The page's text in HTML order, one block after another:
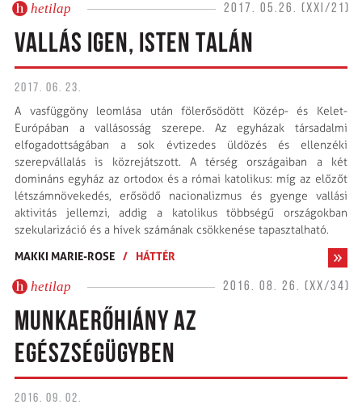
hetilap 2017. 05.26. (XXI/21)
VALLÁS IGEN, ISTEN TALÁN
2017. 06. 23.
A vasfüggöny leomlása után fölerősödött Közép- és Kelet-
Európában a vallásosság szerepe. Az egyházak társadalmi
elfogadottságában a sok évtizedes üldözés és ellenzéki
szerepvállalás is közrejátszott. A térség országaiban a két
domináns egyház az ortodox és a római katolikus: míg az előzőt
létszámnövekedés, erősödő nacionalizmus és gyenge vallási
aktivitás jellemzi, addig a katolikus többségű országokban
szekularizáció és a hívek számának csökkenése tapasztalható.
MAKKI MARIE-ROSE / HÁTTÉR
hetilap 2016. 08. 26. (XX/34)
MUNKAERŐHIÁNY AZ
EGÉSZSÉGÜGYBEN
2016. 09. 02.